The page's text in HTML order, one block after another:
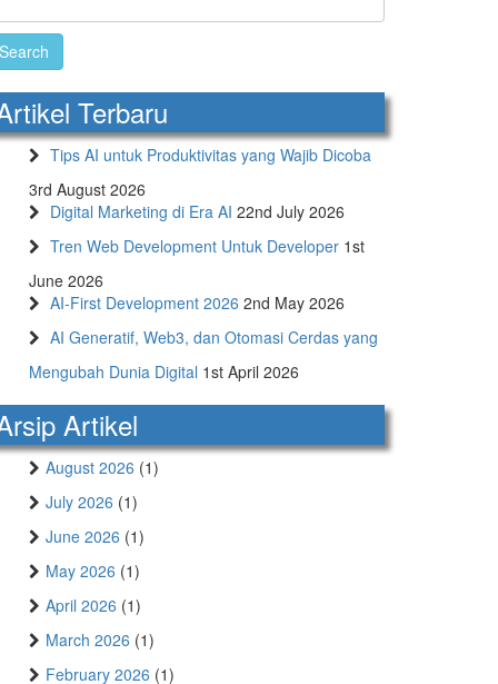
Terbaru
Tips AI untuk Produktivitas yang Wajib Dicoba
3rd August 2026
Digital Marketing di Era AI 22nd July 2026
Tren Web Development Untuk Developer 1st
June 2026
AI-First Development 2026 2nd May 2026
AI Generatif, Web3, dan Otomasi Cerdas yang
Mengubah Dunia Digital 1st April 2026
Artikel
August 2026 (1)
July 2026 (1)
June 2026 (1)
May 2026 (1)
April 2026 (1)
March 2026 (1)
February 2026 (1)